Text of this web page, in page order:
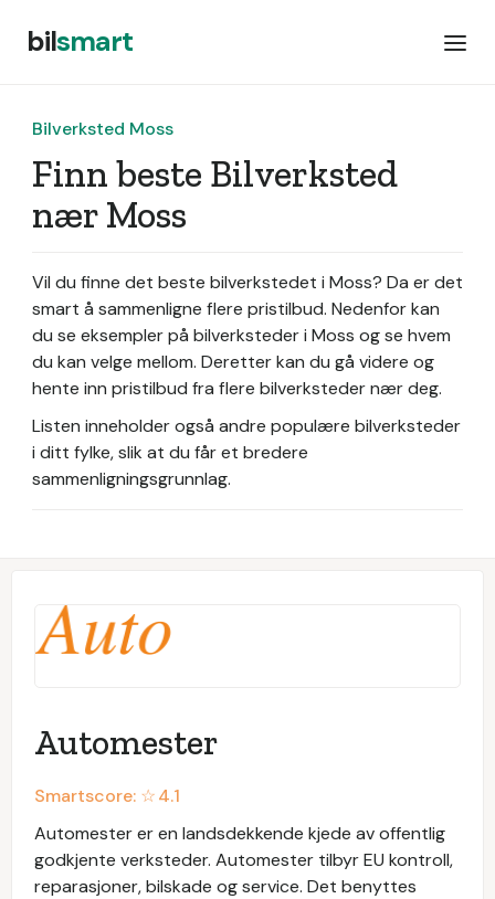
bilsmart
Bilverksted Moss
Finn beste Bilverksted
nær Moss
Vil du finne det beste bilverkstedet i Moss? Da er det
smart å sammenligne flere pristilbud. Nedenfor kan
du se eksempler på bilverksteder i Moss og se hvem
du kan velge mellom. Deretter kan du gå videre og
hente inn pristilbud fra flere bilverksteder nær deg.
Listen inneholder også andre populære bilverksteder
i ditt fylke, slik at du får et bredere
sammenligningsgrunnlag.
Automester
Smartscore: ☆4.1
Automester er en landsdekkende kjede av offentlig
godkjente verksteder. Automester tilbyr EU kontroll,
reparasjoner, bilskade og service. Det benyttes